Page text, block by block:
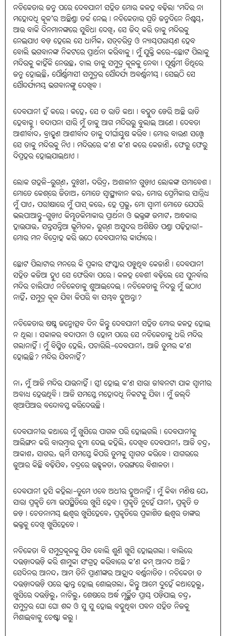
ନଚିକେତାର ଜନ୍ମ ପରେ ଦେବଯାନୀ ସହିତ ମୋର କଳହ ବଢ଼ିଲା ‘ମନ୍ଦିର ନା
ମହୋଦଧି କୂଳ’ର ଅଛିଣ୍ଡା ତର୍କ ନେଇ। ନଚିକେତାର ପ୍ରତି ଜନ୍ମଦିନେ ନିଶ୍ଚୟ,
ଆଉ ବାକି ଦିନମାନଙ୍କରେ ସୁବିଧା ଦେଖି, ସେ ଜିଦ୍‌ କରି ତାକୁ ମନ୍ଦିରକୁ
ନେଇଯାଏ ବଡ଼ ହେଲେ ସେ ଧାର୍ମିକ, ସତ୍‌ଚରିତ୍ର ଓ ନ୍ୟାୟପରାୟଣ ହେବ
ବୋଲି ଭଗବାନଙ୍କ ନିକଟରେ ପ୍ରାର୍ଥନା କରିବାକୁ। ମୁଁ ଯୁକ୍ତି କରେ-ଛୋଟ ପିଲାକୁ
ମନ୍ଦିରକୁ କାହିଁକି ନେଉଛ, ଚାଲ ତାକୁ ସମୁଦ୍ର କୂଳକୁ ନେବା। ପୂର୍ଣ୍ଣମୀ ତିଥିରେ
ଜନ୍ମ ହୋଇଛି, ପୌର୍ଣ୍ଣମାସୀ ସମୁଦ୍ରର ସୌନ୍ଦର୍ଯ୍ୟ ଅବର୍ଣ୍ଣନୀୟ। ସେଇଠି ସେ
ସୌନ୍ଦର୍ଯ୍ୟମୟ ଭଗବାନଙ୍କୁ ଦେଖିବ।
ଦେବଯାନୀ ହଁ କରେ। କହେ, ସେ ତ ରାତି କଥା। ବହୁତ ଡେରି ଅଛି ରାତି
ହେବାକୁ। ବନ୍ଦାପନା ସାରି ମୁଁ ତାକୁ ଆଗ ମନ୍ଦିରରୁ ବୁଲାଇ ଆଣେ। ଦେବତା
ଆଶୀର୍ବାଦ, ବ୍ରାହ୍ମଣ ଆଶୀର୍ବାଦ ତାକୁ ଦୀର୍ଘାୟୁଷ କରିବ। ମୋର ବାରଣ ସତ୍ତ୍ୱେ
ସେ ତାକୁ ମନ୍ଦିରକୁ ନିଏ। ମନ୍ଦିରରେ କ’ଣ କ’ଣ କରେ କେଜାଣି, ଫେରୁ ଫେରୁ
ଦିପ୍ରହର ହୋଇଯାଇଥାଏ।
ଲୋକ ଗହଳି-ରୁଗ୍‌ଣ, ଦୁଃଖୀ, ଦରିଦ୍ର, ଅଶାଳୀନ ଗୁଡ଼ାଏ ଲୋକଙ୍କ ସମାବେଶ।
ମୋତେ କେଶ୍‌ରେ ଜିତାଅ, ମୋତେ ସ୍ବାସ୍ଥ୍ୟବାନ କର, ମୋର ପ୍ରେମିକାର ସାନ୍ନିଧ୍ୟ
ମୁଁ ପାଏ, ପରୀକ୍ଷାରେ ମୁଁ ପାସ୍‌ କରେ, ହେ ପ୍ରଭୁ, ମୋ ସ୍ୱାମୀ ମୋତେ ଯେପରି
ଭଲପାଆନ୍ତୁ-ଗୁଡ଼ାଏ କିମ୍ଭୂତକିମାକାର ପ୍ରାର୍ଥନା ଓ ଭକ୍ତଙ୍କ ଜମାଟ, ଅନ୍ଧକାର
ହାଉଯାଉ, ସନ୍ତସନ୍ତିଆ ଭୂମିତଳ, ରୁଗ୍‌ଣ ଅସୁନ୍ଦର ଅଶିକ୍ଷିତ ପଣ୍ଡା ପଢ଼ିହାରୀ-
ମୋର ମନ ବିଦ୍ରୋହ କରି ଉଠେ ଦେବଯାନୀର କାର୍ଯ୍ୟରେ।
ଛୋଟ ପିଲାଟାର ମନରେ କି ପ୍ରକାର ସଂସ୍କାର ପଡୁଥିବ କେଜାଣି। ଦେବଯାନୀ
ସହିତ କଜିଆ ହୁଏ ସେ ଫେରିବା ପରେ। କଳହ ବେଶୀ ବଢ଼ିଲେ ସେ ପୁନର୍ବାର
ମନ୍ଦିର ଚାଲିଯାଏ ନଚିକେତାକୁ ଶୁଆଇଦେଇ। ନଚିକେତାକୁ ନିଦରୁ ମୁଁ ଉଠାଏ
ନାହିଁ, ସମୁଦ୍ର କୂଳ ଯିବା କିପରି ବା ସମ୍ଭବ ହୁଅନ୍ତା?
ନଚିକେତାର ଷଷ୍ଠ ଜନ୍ମୋତ୍ସବ ଦିନ କିନ୍ତୁ ଦେବଯାନୀ ସହିତ ମୋର କଳହ ହୋଇ
ନ ଥିଲା। ସକାଳର ବନ୍ଦାପନା ଓ ହୋମ ପରେ ସେ ନଚିକେତାକୁ ଧରି ମନ୍ଦିର
ଗଲାନାହିଁ। ମୁଁ ବିସ୍ମିତ ହେଲି, ପଚାରିଲି-ଦେବଯାନୀ, ଆଜି ତୁମର କ’ଣ
ହୋଇଛି? ମନ୍ଦିର ଯିବନାହିଁ?
ନା, ମୁଁ ଆଜି ମନ୍ଦିର ଯାଉନାହିଁ। ସ୍ତ୍ରୀ ହୋଇ କ’ଣ ସାରା ଜୀବନଟା ଯାକ ସ୍ୱାମୀର
ଅବାଧ୍ୟ ହେଉଥିବି। ଆଜି ସମସ୍ତେ ମହୋଦଧି ନିକଟକୁ ଯିବା। ମୁଁ ଜଲ୍‌ଦି
ଖିଆପିଆର ବନ୍ଦୋବସ୍ତ କରିଦେଉଛି।
ଦେବଯାନୀର କଥାରେ ମୁଁ ଖୁସିରେ ପାଗଳ ପରି ହୋଇଗଲି। ଦେବଯାନୀକୁ
ଆଲିଙ୍ଗନ କରି ବାରମ୍ବାର ଚୁମା ଦେଇ କହିଲି, ଦେଖିବ ଦେବଯାନୀ, ଆଜି ଚନ୍ଦ୍ର,
ଆକାଶ, ସାଗର, ଊର୍ମି ସମସ୍ତେ କିପରି ତୁମକୁ ସ୍ୱାଗତ କରିବେ। ସାଗରରେ
ଜୁଆର କିଛି ବଢ଼ିଯିବ, ଚନ୍ଦ୍ରରେ ଉଜ୍ଜ୍ୱଳତା, ତରଙ୍ଗରେ ବିଶାଳତା।
ଦେବଯାନୀ ହସି କହିଲା-ତୁମେ ଏବେ ଅଧୀର ହୁଅନାହିଁ। ମୁଁ କିବା ମଣିଷ ଯେ,
ସାରା ପ୍ରକୃତି ମୋ ଉପସ୍ଥିତିରେ ଖୁସି ହେବ। ପ୍ରକୃତି ନୁହେଁ ଯାନୀ, ପ୍ରକୃତି ତ
ଜଡ଼। ଚେତନାମୟ ଈଶ୍ୱର ଖୁସିହେବେ, ପ୍ରକୃତିରେ ପ୍ରକାଶିତ ଈଶ୍ୱର ତାଙ୍କର
ଭକ୍ତକୁ ଦେଖି ଖୁସିହେବେ।
ନଚିକେତା ବି ସମୁଦ୍ରକୂଳକୁ ଯିବ ବୋଲି ଶୁଣି ଖୁସି ହୋଇଗଲା। ବାଲିରେ
ଦଉଡ଼ାଦଉଡ଼ି କରି ଶାମୁକା ସଂଗ୍ରହ କରିବାରେ କ’ଣ କମ୍‌ ଆନନ୍ଦ ଅଛି?
ସେଦିନର ଆନନ୍ଦ, ଆମ ତିନି ପ୍ରାଣୀଙ୍କର ଆହ୍ଲାଦ ବର୍ଣ୍ଣନାତିତ। ନଚିକେତା ତ
ଦଉଡ଼ାଦଉଡ଼ି ପରେ କ୍ଳାନ୍ତ ହୋଇ ଶୋଇଗଲା, କିନ୍ତୁ ଆମେ ଦୁହେଁ କଥାହେଲୁ,
ଖୁସିରେ ଦଉଡ଼ିଲୁ, ନାଚିଲୁ, ଶେଷରେ ଅର୍ଦ୍ଧ ମୂର୍ଚ୍ଛିତ ପ୍ରାୟ ପଡ଼ିଯାଇ ଚନ୍ଦ୍ର,
ସମୁଦ୍ରର ଘୋ ଘୋ ଶବ୍ଦ ଓ ସୁ ସୁ ହୋଇ ବହୁଥିବା ପବନ ସହିତ ନିଜକୁ
ମିଶାଇବାକୁ ଚେଷ୍ଟା କଲୁ।